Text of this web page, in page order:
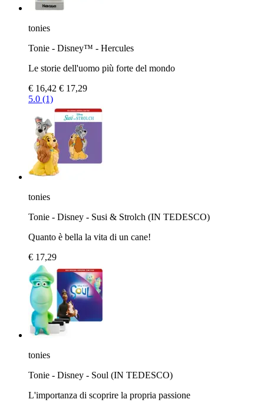
tonies
Tonie - Disney™ - Hercules
Le storie dell'uomo più forte del mondo
€ 16,42 € 17,29
5.0 (1)
tonies
Tonie - Disney - Susi & Strolch (IN TEDESCO)
Quanto è bella la vita di un cane!
€ 17,29
tonies
Tonie - Disney - Soul (IN TEDESCO)
L'importanza di scoprire la propria passione